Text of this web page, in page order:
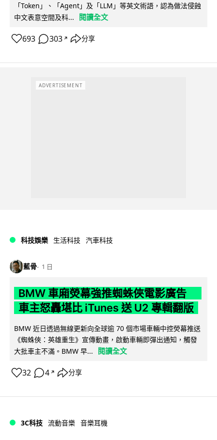
「Token」、「Agent」及「LLM」等英文術語，認為做法侵蝕
中文表意空間及科...
閱讀全文
693 303 ↗ 分享
ADVERTISEMENT
科技娛樂 生活科技 汽車科技
藍骨 1 日
BMW 車廂熒幕強推蜘蛛俠電影廣告
車主怒轟堪比 iTunes 送 U2 專輯翻版
BMW 近日透過無線更新向全球逾 70 個市場車輛中控熒幕推送
《蜘蛛俠：英雄重生》宣傳動畫，啟動車輛即彈出通知，觸發
大批車主不滿。BMW 早...
閱讀全文
32 4 ↗ 分享
3C科技 流動音樂 音樂耳機